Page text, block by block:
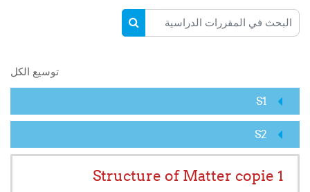
البحث في المقررات الدراسية
البحث في المقررات الدراسية
توسيع الكل
S1
S2
Structure of Matter copie 1